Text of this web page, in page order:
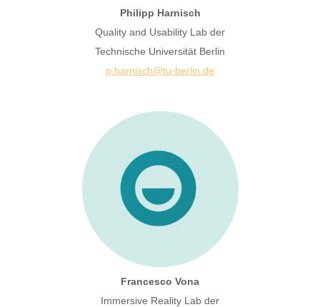
Philipp Harnisch
Quality and Usability Lab der
Technische Universität Berlin
p.harnisch@tu-berlin.de
Francesco Vona
Immersive Reality Lab der